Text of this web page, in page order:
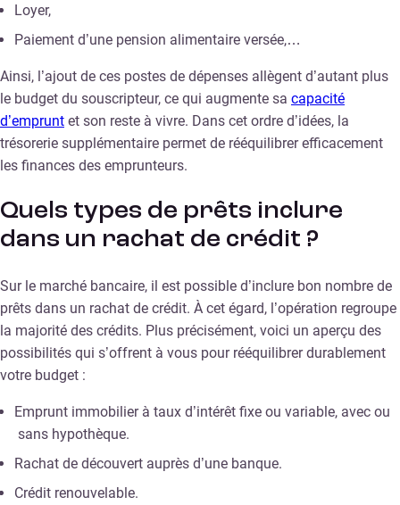
Loyer,
Paiement d’une pension alimentaire versée,…
Ainsi, l’ajout de ces postes de dépenses allègent d’autant plus
le budget du souscripteur, ce qui augmente sa capacité
d’emprunt et son reste à vivre. Dans cet ordre d’idées, la
trésorerie supplémentaire permet de rééquilibrer efficacement
les finances des emprunteurs.
Quels types de prêts inclure
dans un rachat de crédit ?
Sur le marché bancaire, il est possible d’inclure bon nombre de
prêts dans un rachat de crédit. À cet égard, l’opération regroupe
la majorité des crédits. Plus précisément, voici un aperçu des
possibilités qui s’offrent à vous pour rééquilibrer durablement
votre budget :
Emprunt immobilier à taux d’intérêt fixe ou variable, avec ou
sans hypothèque.
Rachat de découvert auprès d’une banque.
Crédit renouvelable.